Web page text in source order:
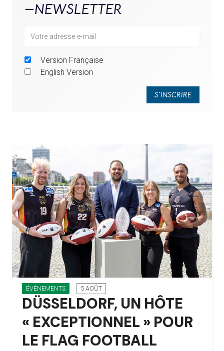
NEWSLETTER
Version Française
English Version
ÉVÉNEMENTS 5 AOÛT
DÜSSELDORF, UN HÔTE
« EXCEPTIONNEL » POUR
LE FLAG FOOTBALL